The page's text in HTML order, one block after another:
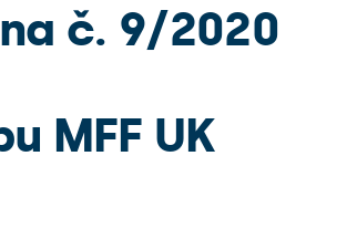
č. 9/2020
MFF UK